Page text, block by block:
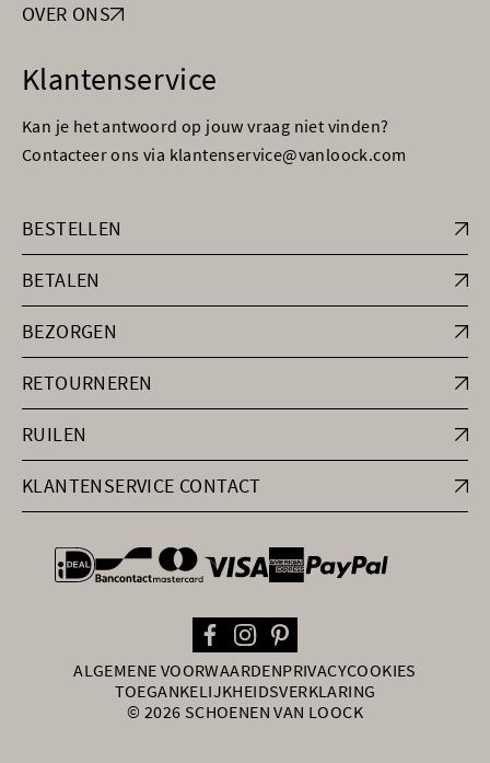
OVER ONS
Klantenservice
Kan je het antwoord op jouw vraag niet vinden?
Contacteer ons via klantenservice@vanloock.com
BESTELLEN
BETALEN
BEZORGEN
RETOURNEREN
RUILEN
KLANTENSERVICE CONTACT
general.paymentOptions
ALGEMENE VOORWAARDENPRIVACYCOOKIES
TOEGANKELIJKHEIDSVERKLARING
© 2026 SCHOENEN VAN LOOCK